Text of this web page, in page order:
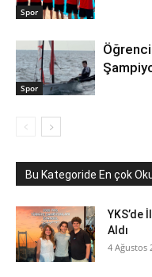
Spor
Spor
Bu Kategoride En çok
YKS’de
Aldı
4 Ağustos